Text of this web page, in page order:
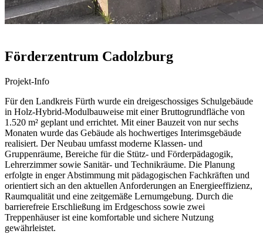
Förderzentrum Cadolzburg
Projekt-Info
Für den Landkreis Fürth wurde ein dreigeschossiges Schulgebäude
in Holz-Hybrid-Modulbauweise mit einer Bruttogrundfläche von
1.520 m² geplant und errichtet. Mit einer Bauzeit von nur sechs
Monaten wurde das Gebäude als hochwertiges Interimsgebäude
realisiert. Der Neubau umfasst moderne Klassen- und
Gruppenräume, Bereiche für die Stütz- und Förderpädagogik,
Lehrerzimmer sowie Sanitär- und Technikräume. Die Planung
erfolgte in enger Abstimmung mit pädagogischen Fachkräften und
orientiert sich an den aktuellen Anforderungen an Energieeffizienz,
Raumqualität und eine zeitgemäße Lernumgebung. Durch die
barrierefreie Erschließung im Erdgeschoss sowie zwei
Treppenhäuser ist eine komfortable und sichere Nutzung
gewährleistet.